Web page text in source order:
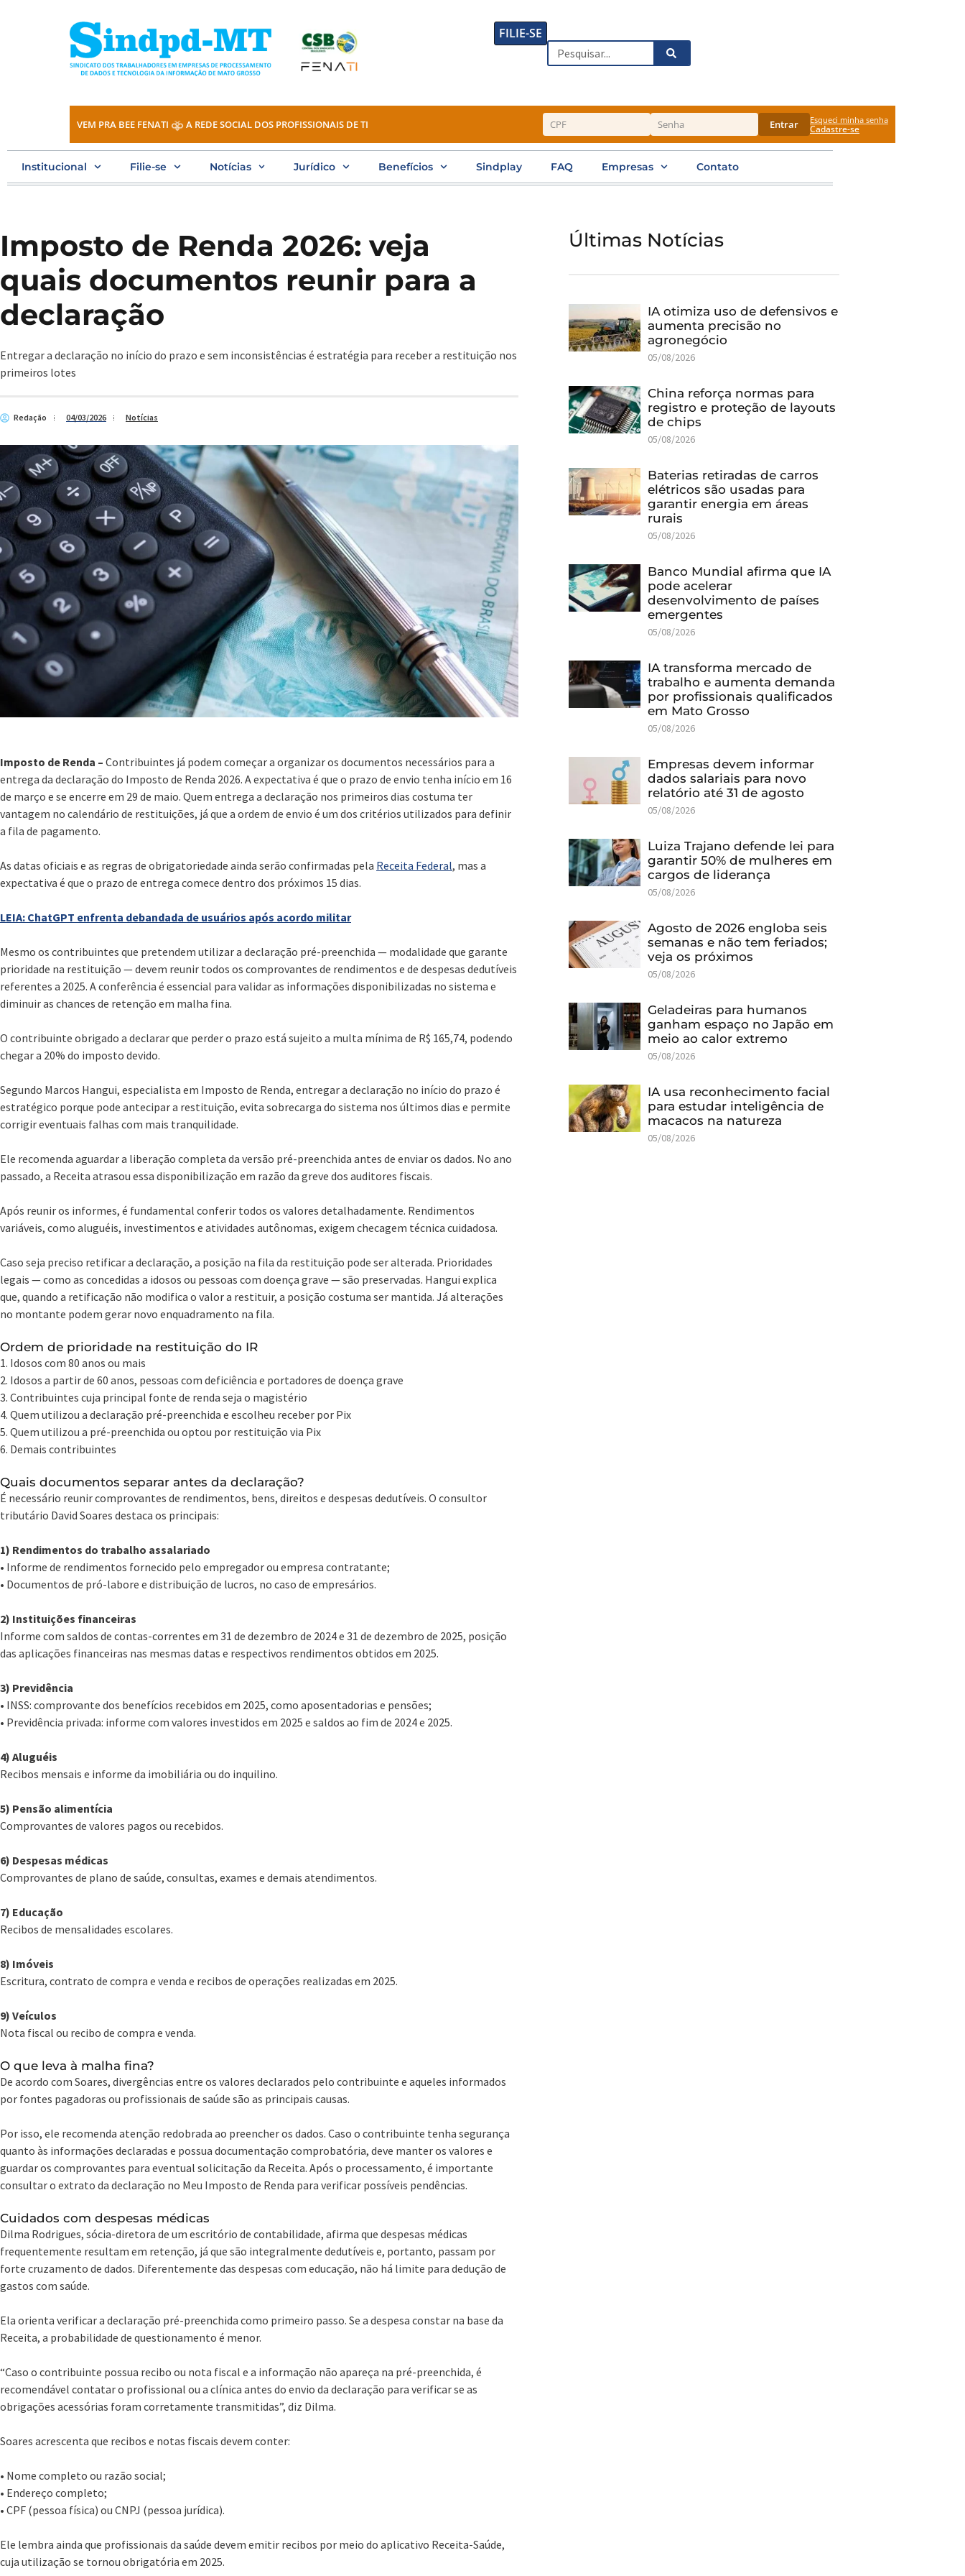
FILIE-SE
Search
VEM PRA BEE FENATI A REDE SOCIAL DOS PROFISSIONAIS DE TI Entrar Esqueci minha senha
Cadastre-se
Institucional Filie-se Notícias Jurídico Benefícios Sindplay FAQ Empresas Contato
Imposto de Renda 2026: veja
quais documentos reunir para a
declaração
Entregar a declaração no início do prazo e sem inconsistências é estratégia para receber a restituição nos
primeiros lotes
Redação 04/03/2026 Notícias
Imposto de Renda – Contribuintes já podem começar a organizar os documentos necessários para a
entrega da declaração do Imposto de Renda 2026. A expectativa é que o prazo de envio tenha início em 16
de março e se encerre em 29 de maio. Quem entrega a declaração nos primeiros dias costuma ter
vantagem no calendário de restituições, já que a ordem de envio é um dos critérios utilizados para definir
a fila de pagamento.
As datas oficiais e as regras de obrigatoriedade ainda serão confirmadas pela Receita Federal, mas a
expectativa é que o prazo de entrega comece dentro dos próximos 15 dias.
LEIA: ChatGPT enfrenta debandada de usuários após acordo militar
Mesmo os contribuintes que pretendem utilizar a declaração pré-preenchida — modalidade que garante
prioridade na restituição — devem reunir todos os comprovantes de rendimentos e de despesas dedutíveis
referentes a 2025. A conferência é essencial para validar as informações disponibilizadas no sistema e
diminuir as chances de retenção em malha fina.
O contribuinte obrigado a declarar que perder o prazo está sujeito a multa mínima de R$ 165,74, podendo
chegar a 20% do imposto devido.
Segundo Marcos Hangui, especialista em Imposto de Renda, entregar a declaração no início do prazo é
estratégico porque pode antecipar a restituição, evita sobrecarga do sistema nos últimos dias e permite
corrigir eventuais falhas com mais tranquilidade.
Ele recomenda aguardar a liberação completa da versão pré-preenchida antes de enviar os dados. No ano
passado, a Receita atrasou essa disponibilização em razão da greve dos auditores fiscais.
Após reunir os informes, é fundamental conferir todos os valores detalhadamente. Rendimentos
variáveis, como aluguéis, investimentos e atividades autônomas, exigem checagem técnica cuidadosa.
Caso seja preciso retificar a declaração, a posição na fila da restituição pode ser alterada. Prioridades
legais — como as concedidas a idosos ou pessoas com doença grave — são preservadas. Hangui explica
que, quando a retificação não modifica o valor a restituir, a posição costuma ser mantida. Já alterações
no montante podem gerar novo enquadramento na fila.
Ordem de prioridade na restituição do IR
1. Idosos com 80 anos ou mais
2. Idosos a partir de 60 anos, pessoas com deficiência e portadores de doença grave
3. Contribuintes cuja principal fonte de renda seja o magistério
4. Quem utilizou a declaração pré-preenchida e escolheu receber por Pix
5. Quem utilizou a pré-preenchida ou optou por restituição via Pix
6. Demais contribuintes
Quais documentos separar antes da declaração?
É necessário reunir comprovantes de rendimentos, bens, direitos e despesas dedutíveis. O consultor
tributário David Soares destaca os principais:
1) Rendimentos do trabalho assalariado
• Informe de rendimentos fornecido pelo empregador ou empresa contratante;
• Documentos de pró-labore e distribuição de lucros, no caso de empresários.
2) Instituições financeiras
Informe com saldos de contas-correntes em 31 de dezembro de 2024 e 31 de dezembro de 2025, posição
das aplicações financeiras nas mesmas datas e respectivos rendimentos obtidos em 2025.
3) Previdência
• INSS: comprovante dos benefícios recebidos em 2025, como aposentadorias e pensões;
• Previdência privada: informe com valores investidos em 2025 e saldos ao fim de 2024 e 2025.
4) Aluguéis
Recibos mensais e informe da imobiliária ou do inquilino.
5) Pensão alimentícia
Comprovantes de valores pagos ou recebidos.
6) Despesas médicas
Comprovantes de plano de saúde, consultas, exames e demais atendimentos.
7) Educação
Recibos de mensalidades escolares.
8) Imóveis
Escritura, contrato de compra e venda e recibos de operações realizadas em 2025.
9) Veículos
Nota fiscal ou recibo de compra e venda.
O que leva à malha fina?
De acordo com Soares, divergências entre os valores declarados pelo contribuinte e aqueles informados
por fontes pagadoras ou profissionais de saúde são as principais causas.
Por isso, ele recomenda atenção redobrada ao preencher os dados. Caso o contribuinte tenha segurança
quanto às informações declaradas e possua documentação comprobatória, deve manter os valores e
guardar os comprovantes para eventual solicitação da Receita. Após o processamento, é importante
consultar o extrato da declaração no Meu Imposto de Renda para verificar possíveis pendências.
Cuidados com despesas médicas
Dilma Rodrigues, sócia-diretora de um escritório de contabilidade, afirma que despesas médicas
frequentemente resultam em retenção, já que são integralmente dedutíveis e, portanto, passam por
forte cruzamento de dados. Diferentemente das despesas com educação, não há limite para dedução de
gastos com saúde.
Ela orienta verificar a declaração pré-preenchida como primeiro passo. Se a despesa constar na base da
Receita, a probabilidade de questionamento é menor.
“Caso o contribuinte possua recibo ou nota fiscal e a informação não apareça na pré-preenchida, é
recomendável contatar o profissional ou a clínica antes do envio da declaração para verificar se as
obrigações acessórias foram corretamente transmitidas”, diz Dilma.
Soares acrescenta que recibos e notas fiscais devem conter:
• Nome completo ou razão social;
• Endereço completo;
• CPF (pessoa física) ou CNPJ (pessoa jurídica).
Ele lembra ainda que profissionais da saúde devem emitir recibos por meio do aplicativo Receita-Saúde,
cuja utilização se tornou obrigatória em 2025.
Últimas Notícias
IA otimiza uso de defensivos e
aumenta precisão no
agronegócio
05/08/2026
China reforça normas para
registro e proteção de layouts
de chips
05/08/2026
Baterias retiradas de carros
elétricos são usadas para
garantir energia em áreas
rurais
05/08/2026
Banco Mundial afirma que IA
pode acelerar
desenvolvimento de países
emergentes
05/08/2026
IA transforma mercado de
trabalho e aumenta demanda
por profissionais qualificados
em Mato Grosso
05/08/2026
Empresas devem informar
dados salariais para novo
relatório até 31 de agosto
05/08/2026
Luiza Trajano defende lei para
garantir 50% de mulheres em
cargos de liderança
05/08/2026
Agosto de 2026 engloba seis
semanas e não tem feriados;
veja os próximos
05/08/2026
Geladeiras para humanos
ganham espaço no Japão em
meio ao calor extremo
05/08/2026
IA usa reconhecimento facial
para estudar inteligência de
macacos na natureza
05/08/2026